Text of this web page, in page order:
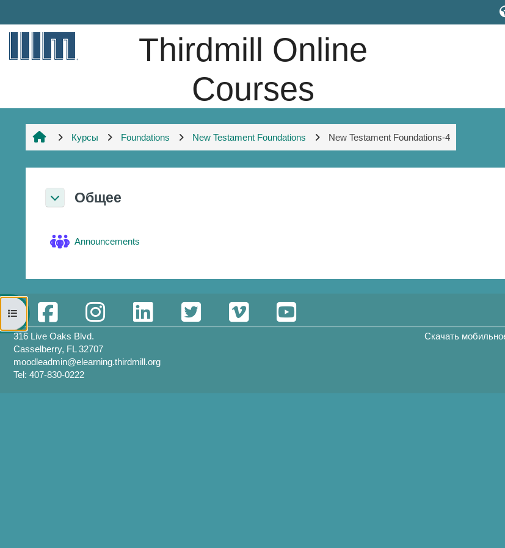
Thirdmill Online
Courses
Открыть оглавление курса
Курсы Foundations New Testament Foundations New Testament Foundations-4
Section outline
СвернутьОбщее
Announcements
316 Live Oaks Blvd.
Casselberry, FL 32707
moodleadmin@elearning.thirdmill.org
Tel: 407-830-0222
Скачать